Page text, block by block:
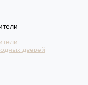
дверей